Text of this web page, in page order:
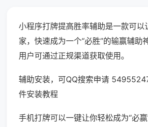
小程序打牌提高胜率辅助是一款可以
家，快速成为一个“必胜”的输赢辅助
用户可通过正规渠道获取使用。
辅助安装，可QQ搜索申请
件安装教程
手机打牌可以一键让你轻松成为“必